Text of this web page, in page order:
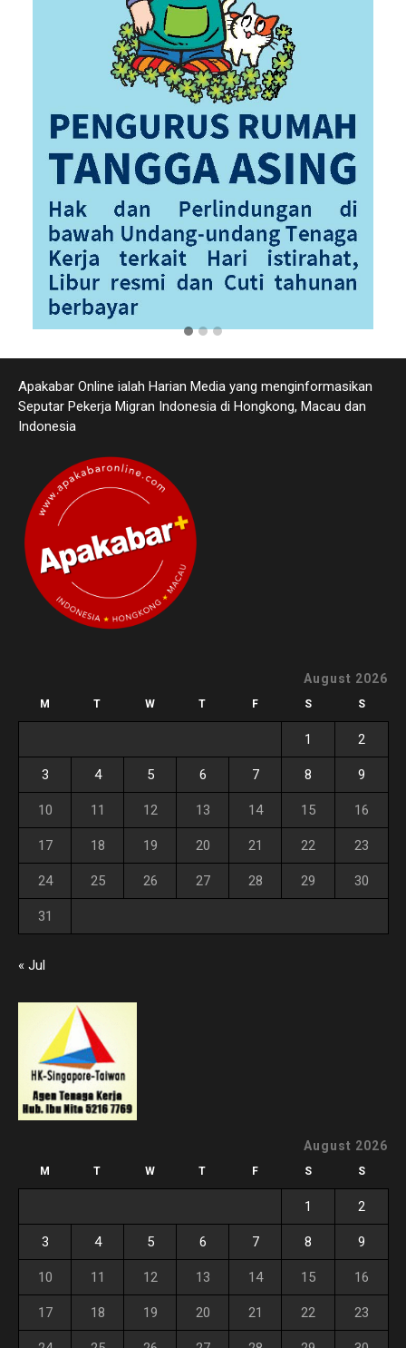
Apakabar Online ialah Harian Media yang menginformasikan
Seputar Pekerja Migran Indonesia di Hongkong, Macau dan
Indonesia
August 2026
M T W T F S S
1 2
3 4 5 6 7 8 9
10 11 12 13 14 15 16
17 18 19 20 21 22 23
24 25 26 27 28 29 30
31
« Jul
August 2026
M T W T F S S
1 2
3 4 5 6 7 8 9
10 11 12 13 14 15 16
17 18 19 20 21 22 23